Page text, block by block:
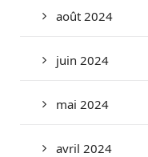
août 2024
juin 2024
mai 2024
avril 2024